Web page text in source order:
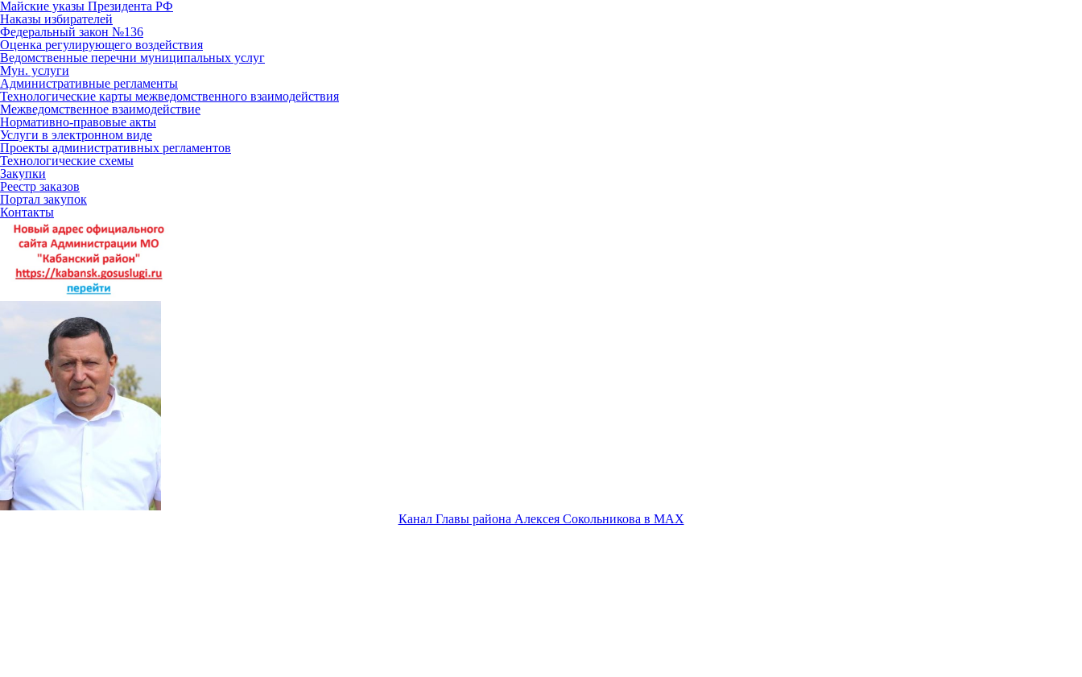
Майские указы Президента РФ
Наказы избирателей
Федеральный закон №136
Оценка регулирующего воздействия
Ведомственные перечни муниципальных услуг
Мун. услуги
Административные регламенты
Технологические карты межведомственного взаимодействия
Межведомственное взаимодействие
Нормативно-правовые акты
Услуги в электронном виде
Проекты административных регламентов
Технологические схемы
Закупки
Реестр заказов
Портал закупок
Контакты
Канал Главы района Алексея Сокольникова в MAX